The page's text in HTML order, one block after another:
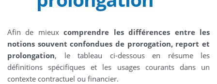
Afin de mieuxcomprendre les différences entre les
notions souvent confondues de prorogation, report et
prolongation, le tableau ci-dessous en résume les
définitions spécifiques et les usages courants dans un
contexte contractuel ou financier.